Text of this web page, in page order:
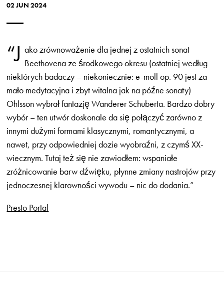
02 JUN 2024
“J ako zrównoważenie dla jednej z ostatnich sonat
Beethovena ze środkowego okresu (ostatniej według
niektórych badaczy – niekoniecznie: e-moll op. 90 jest za
mało medytacyjna i zbyt witalna jak na późne sonaty)
Ohlsson wybrał fantazję Wanderer Schuberta. Bardzo dobry
wybór – ten utwór doskonale da się połączyć zarówno z
innymi dużymi formami klasycznymi, romantycznymi, a
nawet, przy odpowiedniej dozie wyobraźni, z czymś XX-
wiecznym. Tutaj też się nie zawiodłem: wspaniałe
zróżnicowanie barw dźwięku, płynne zmiany nastrojów przy
jednoczesnej klarowności wywodu – nic do dodania.”
Presto Portal